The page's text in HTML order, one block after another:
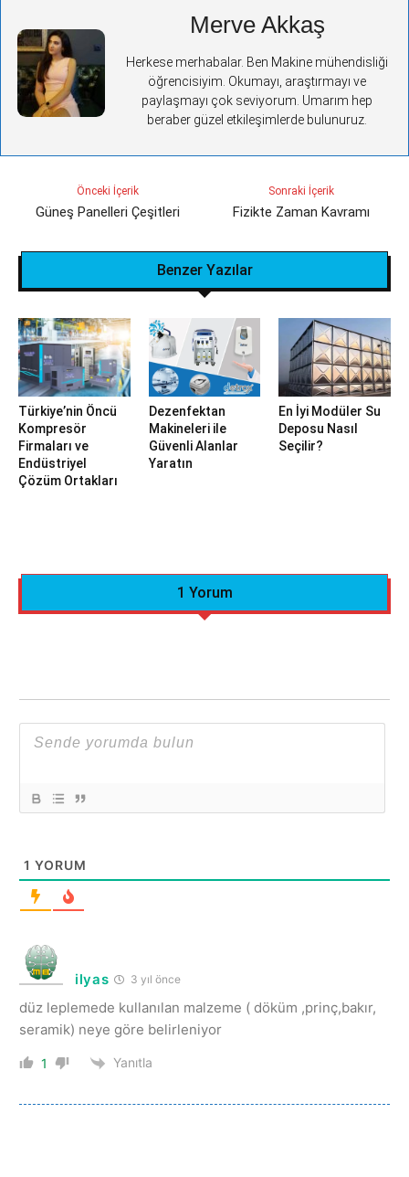
Merve Akkaş
Herkese merhabalar. Ben Makine mühendisliği
öğrencisiyim. Okumayı, araştırmayı ve
paylaşmayı çok seviyorum. Umarım hep
beraber güzel etkileşimlerde bulunuruz.
Önceki İçerik
Güneş Panelleri Çeşitleri
Sonraki İçerik
Fizikte Zaman Kavramı
Benzer Yazılar
Türkiye’nin Öncü
Kompresör
Firmaları ve
Endüstriyel
Çözüm Ortakları
Dezenfektan
Makineleri ile
Güvenli Alanlar
Yaratın
En İyi Modüler Su
Deposu Nasıl
Seçilir?
1 Yorum
1 YORUM
ilyas 3 yıl önce
düz leplemede kullanılan malzeme ( döküm ,prinç,bakır,
seramik) neye göre belirleniyor
1 Yanıtla